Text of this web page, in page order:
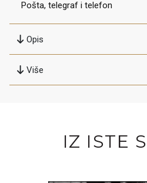
Pošta, telegraf i telefon
Opis
Više
IZ ISTE